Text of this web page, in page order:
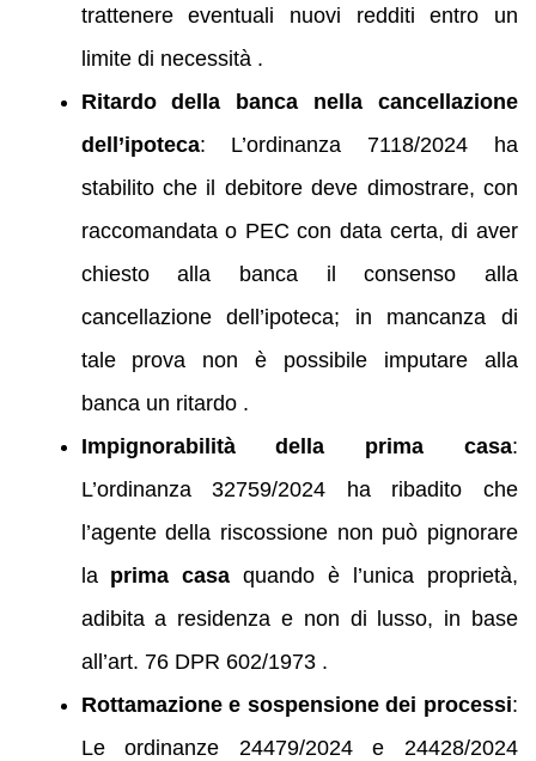
trattenere eventuali nuovi redditi entro un
limite di necessità .
Ritardo della banca nella cancellazione
dell’ipoteca: L’ordinanza 7118/2024 ha
stabilito che il debitore deve dimostrare, con
raccomandata o PEC con data certa, di aver
chiesto alla banca il consenso alla
cancellazione dell’ipoteca; in mancanza di
tale prova non è possibile imputare alla
banca un ritardo .
Impignorabilità della prima casa:
L’ordinanza 32759/2024 ha ribadito che
l’agente della riscossione non può pignorare
la prima casa quando è l’unica proprietà,
adibita a residenza e non di lusso, in base
all’art. 76 DPR 602/1973 .
Rottamazione e sospensione dei processi:
Le ordinanze 24479/2024 e 24428/2024